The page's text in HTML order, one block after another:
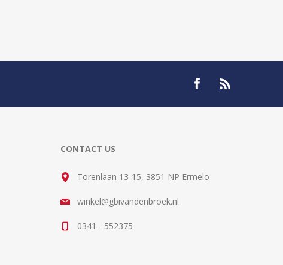
CONTACT US
Torenlaan 13-15, 3851 NP Ermelo
winkel@gbivandenbroek.nl
0341 - 552375